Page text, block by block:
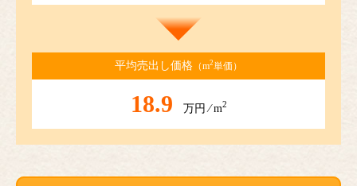
平均売出し価格 （m2単価）
18.9 万円 ⁄ m2